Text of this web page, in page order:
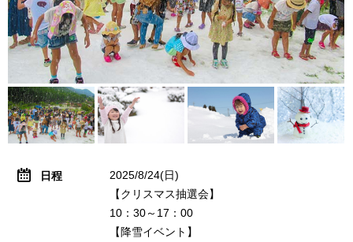
日程
2025/8/24(日)
【クリスマス抽選会】
10：30～17：00
【降雪イベント】